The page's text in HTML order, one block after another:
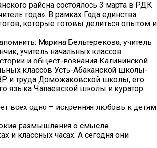
района состоялось 3 марта в РДК
года». В рамках Года единства
которые готовы делиться опытом и
Марина Бельтерекова, учитель
учитель начальных классов
и общест-вознания Калининской
классов Усть-Абаканской школы-
и труда Доможаковской школы, его
языка Чапаевской школы и куратор
всех одно – искренняя любовь к детям
размышления о смысле
и классных часах. А сегодня они